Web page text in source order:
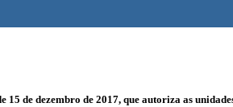
de dezembro de 2017, que autoriza as